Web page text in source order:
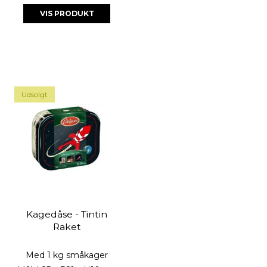
VIS PRODUKT
Udsolgt
Kagedåse - Tintin
Raket
Med 1 kg småkager